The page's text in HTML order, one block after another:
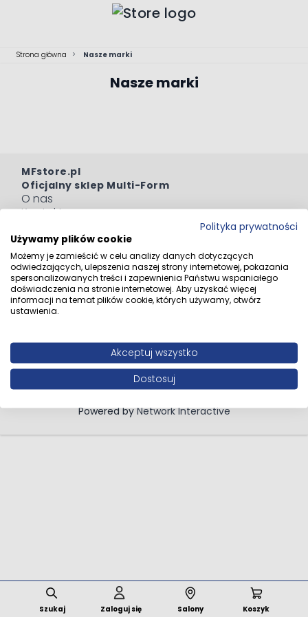
Szukaj Zaloguj się Salony Koszyk
Strona główna > Nasze marki
Nasze marki
MFstore.pl
Oficjalny sklep Multi-Form
O nas
Kontakt
Zwroty i Reklamacje
Odstąp od umowy tutaj
Blog
Regulaminy
Polityka prywatności
Powered byNetwork Interactive
Polityka prywatności
Używamy plików cookie
Możemy je zamieścić w celu analizy danych dotyczących
odwiedzających, ulepszenia naszej strony internetowej, pokazania
spersonalizowanych treści i zapewnienia Państwu wspaniałego
doświadczenia na stronie internetowej. Aby uzyskać więcej
informacji na temat plików cookie, których używamy, otwórz
ustawienia.
Akceptuj wszystko
Dostosuj